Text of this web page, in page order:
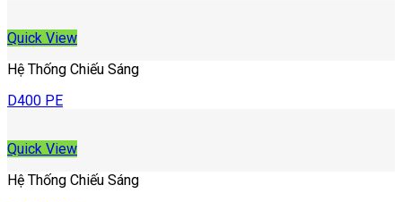
Quick View
Hệ Thống Chiếu Sáng
D400 PE
Quick View
Hệ Thống Chiếu Sáng